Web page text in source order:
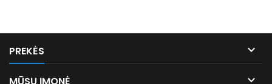
PREKĖS 
MŪSŲ ĮMONĖ 